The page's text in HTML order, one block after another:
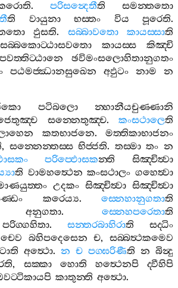
. පරිසන්‍දෙතීති
සමන‍්තතො
ති වායුනා භස‍්තං විය පූරෙති.
ඵුසති. සබ‍්බාවතො කායස‍්සාති
සබ‍්බකොට‍්ඨාසවතො කායස‍්ස
කිඤ‍්චි
ඡවිමංසලොහිතානුගතං
පඨමජ‍්ඣානසුඛෙන අඵුටං නාම
න
පටිබලො
න‍්හානීයචුණ‍්ණානි
සන‍්නෙතුඤ‍්ච.කංසථාලෙති
කතභාජනෙ. මත‍්තිකාභාජනං
, සන‍්නෙන‍්තස‍්ස භිජ‍්ජති. තස‍්මා තං න
පරිප‍්ඵොසකන‍්ති
සිඤ‍්චිත්‍වා
ති වාමහත්‍ථෙන කංසථාලං ගහෙත්‍වා
උදකං සිඤ‍්චිත්‍වා සිඤ‍්චිත්‍වා
කරෙය්‍ය.ස‍්නෙහානුගතාති
අනුගතා. ස‍්නෙහපරෙතාති
පරිග‍්ගහිතා. සන‍්තරබාහිරාති
සද‍්ධිං
චෙව බහිපදෙසෙන ච, සබ‍්බත්‍ථකමෙව
අත්‍ථො. න ච පග‍්ඝරිණීති න බින්‍දු
, සක‍්කා හොති හත්‍ථෙනපි
ද‍්වීහිපි
කාතුන‍්ති අත්‍ථො.